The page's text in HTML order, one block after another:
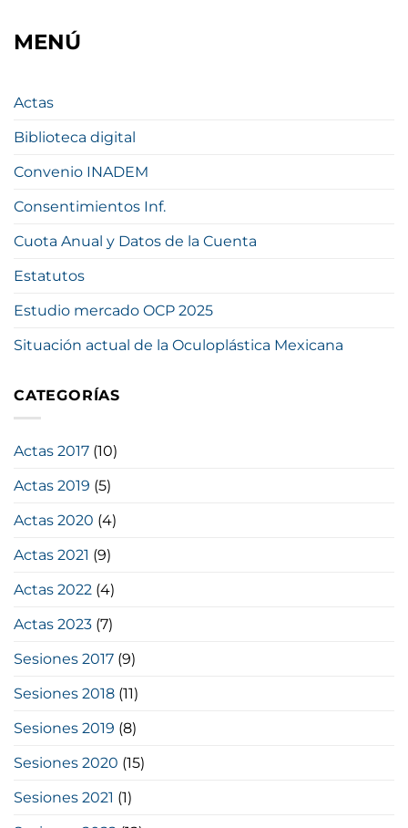
MENÚ
Actas
Biblioteca digital
Convenio INADEM
Consentimientos Inf.
Cuota Anual y Datos de la Cuenta
Estatutos
Estudio mercado OCP 2025
Situación actual de la Oculoplástica Mexicana
CATEGORÍAS
Actas 2017 (10)
Actas 2019 (5)
Actas 2020 (4)
Actas 2021 (9)
Actas 2022 (4)
Actas 2023 (7)
Sesiones 2017 (9)
Sesiones 2018 (11)
Sesiones 2019 (8)
Sesiones 2020 (15)
Sesiones 2021 (1)